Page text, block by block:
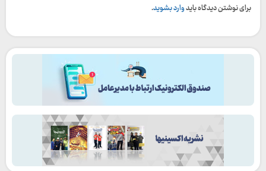
برای نوشتن دیدگاه بایدوارد بشوید.